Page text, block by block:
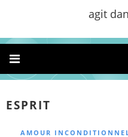
agit
ESPRIT
AMOUR